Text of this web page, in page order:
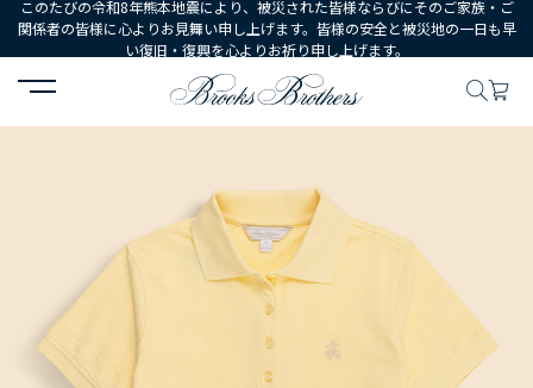
このたびの令和8年熊本地震により、被災された皆様ならびにそのご家族・ご
関係者の皆様に心よりお見舞い申し上げます。皆様の安全と被災地の一日も早
い復旧・復興を心よりお祈り申し上げます。
HOME ウェア トップス ポロシャツ・カットソー